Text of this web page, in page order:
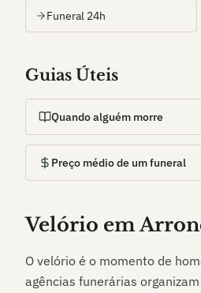
Funeral 24h
Guias Úteis
Quando alguém morre
Preço médio de um funeral
Velório em
O velório é o momento de
agências funerárias